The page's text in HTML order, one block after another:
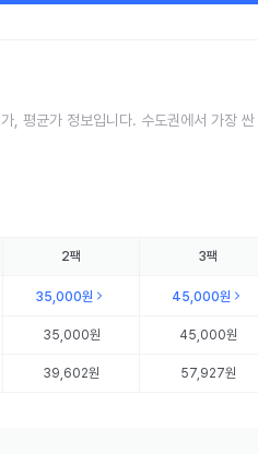
평균가 정보입니다. 수도권에서 가장 싼
2팩 3팩
35,000원 45,000원
35,000원 45,000원
39,602원 57,927원